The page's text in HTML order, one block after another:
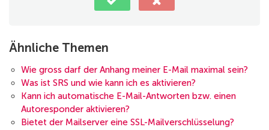
Ähnliche Themen
Wie gross darf der Anhang meiner E-Mail maximal sein?
Was ist SRS und wie kann ich es aktivieren?
Kann ich automatische E-Mail-Antworten bzw. einen
Autoresponder aktivieren?
Bietet der Mailserver eine SSL-Mailverschlüsselung?